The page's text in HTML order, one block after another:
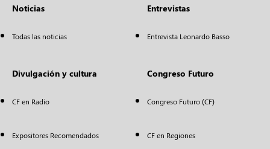
Noticias
Todas las noticias
Entrevistas
Entrevista Leonardo Basso
Divulgación y cultura
CF en Radio
Expositores Recomendados
Congreso Futuro
Congreso Futuro (CF)
CF en Regiones